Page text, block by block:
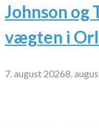
Johnson og
vægten i
7. august 20268.